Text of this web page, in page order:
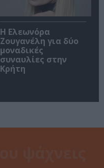
Η Ελεωνόρα
Ζουγανέλη για δύο
μοναδικές
συναυλίες στην
Κρήτη